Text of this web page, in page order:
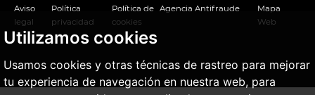
Utilizamos cookies
Usamos cookies y otras técnicas de rastreo para mejorar
tu experiencia de navegación en nuestra web, para
Aviso
legal
Política
privacidad
Política de
cookies
Agencia Antifraude
Mapa
Web